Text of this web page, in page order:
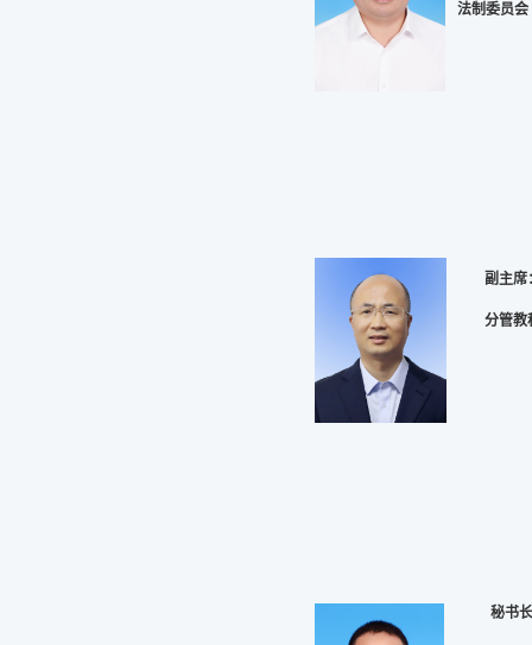
法制委员会
副主席
分管教
秘书